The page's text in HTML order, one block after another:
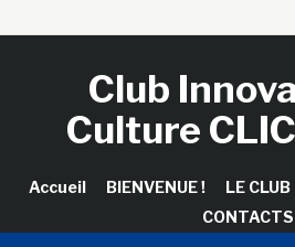
Club
Culture
Accueil BIENVENUE ! LE CLUB
CONTACTS